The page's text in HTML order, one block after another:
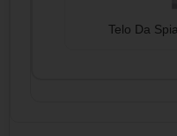
Telo Da